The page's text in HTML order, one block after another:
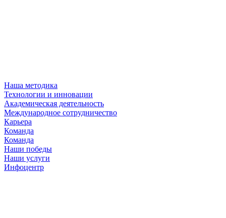
Наша методика
Технологии и инновации
Академическая деятельность
Международное сотрудничество
Карьера
Команда
Команда
Наши победы
Наши услуги
Инфоцентр